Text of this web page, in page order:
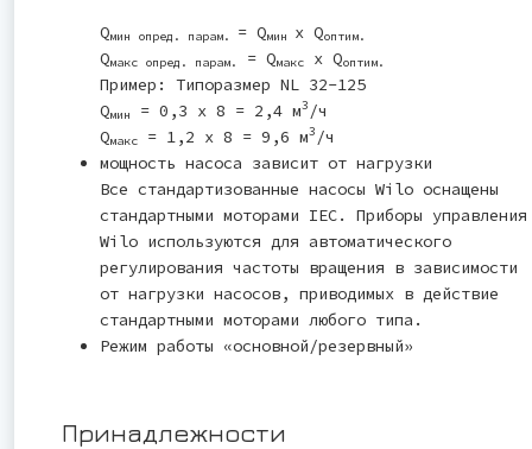
Qмин опред. парам. = Qмин x Qоптим.
Qмакс опред. парам. = Qмакс x Qоптим.
Пример: Типоразмер NL 32-125
Qмин = 0,3 x 8 = 2,4 м3 /ч
Qмакс = 1,2 x 8 = 9,6 м3 /ч
мощность насоса зависит от нагрузки
Все стандартизованные насосы Wilo оснащены
стандартными моторами IEC. Приборы управления
Wilo используются для автоматического
регулирования частоты вращения в зависимости
от нагрузки насосов, приводимых в действие
стандартными моторами любого типа.
Режим работы «основной/резервный»
Принадлежности